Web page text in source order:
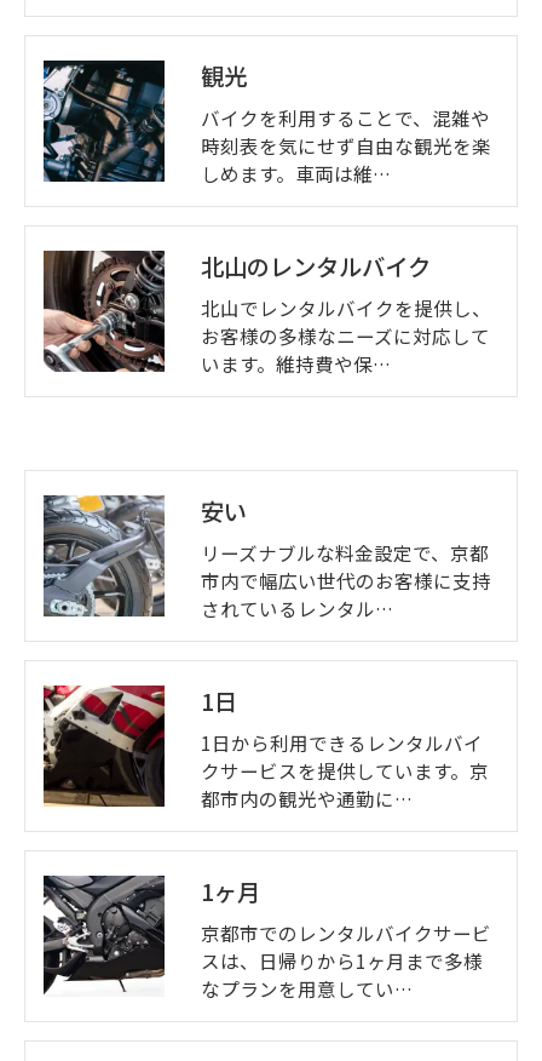
観光
バイクを利用することで、混雑や
時刻表を気にせず自由な観光を楽
しめます。車両は維…
北山のレンタルバイク
北山でレンタルバイクを提供し、
お客様の多様なニーズに対応して
います。維持費や保…
安い
リーズナブルな料金設定で、京都
市内で幅広い世代のお客様に支持
されているレンタル…
1日
1日から利用できるレンタルバイ
クサービスを提供しています。京
都市内の観光や通勤に…
1ヶ月
京都市でのレンタルバイクサービ
スは、日帰りから1ヶ月まで多様
なプランを用意してい…